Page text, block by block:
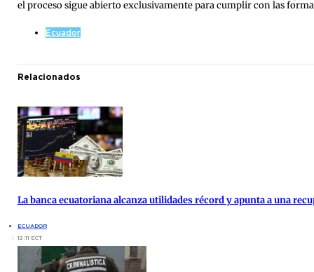
el proceso sigue abierto exclusivamente para cumplir con las
Ecuador
Relacionados
La banca ecuatoriana alcanza utilidades récord y apunta a una
ECUADOR
12:11 ECT